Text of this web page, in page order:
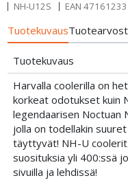
NH-U12S EAN
Tuotekuvaus
Tuotekuvaus
Harvalla coolerilla on
korkeat odotukset kuin
legendaarisen Noctuan
jolla on todellakin
täyttyvät! NH-U
suosituksia yli 400:ssä
sivuilla ja lehdissä!